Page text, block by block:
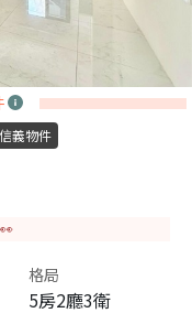
義物件
格局
5房2廳3衛